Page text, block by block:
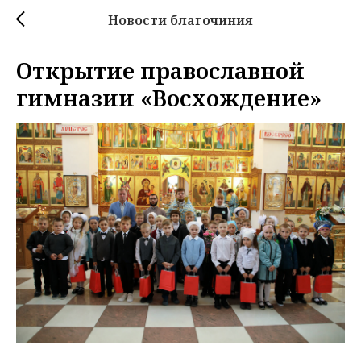
Новости благочиния
Открытие православной
гимназии «Восхождение»